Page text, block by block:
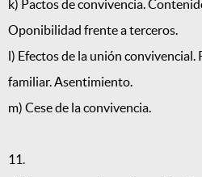
k) Pactos de convivencia.
Oponibilidad frente a terceros.
l) Efectos de la unión
familiar. Asentimiento.
m) Cese de la convivencia.
11.